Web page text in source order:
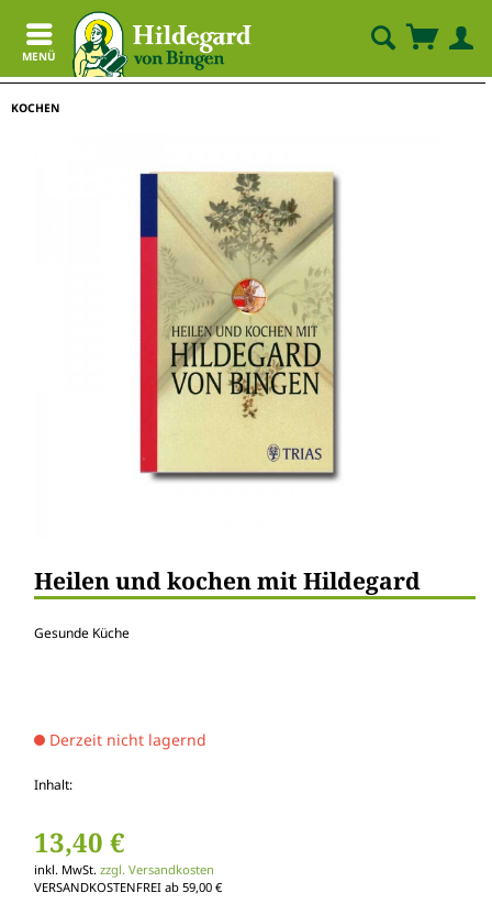
MENÜ
KOCHEN
Heilen und kochen mit Hildegard
Gesunde Küche
Derzeit nicht lagernd
Inhalt:
13,40 €
inkl. MwSt. zzgl. Versandkosten
VERSANDKOSTENFREI ab 59,00 €